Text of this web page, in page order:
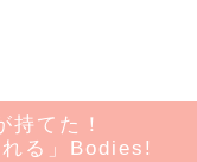
持てた！
る」Bodies!